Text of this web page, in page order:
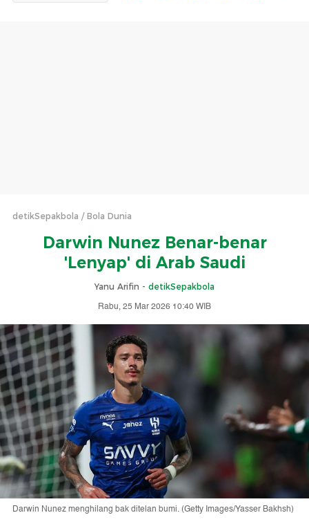
detikSepakbola Bola Dunia
Darwin Nunez Benar-benar
'Lenyap' di Arab Saudi
Yanu Arifin - detikSepakbola
Rabu, 25 Mar 2026 10:40 WIB
Darwin Nunez menghilang bak ditelan bumi. (Getty Images/Yasser Bakhsh)